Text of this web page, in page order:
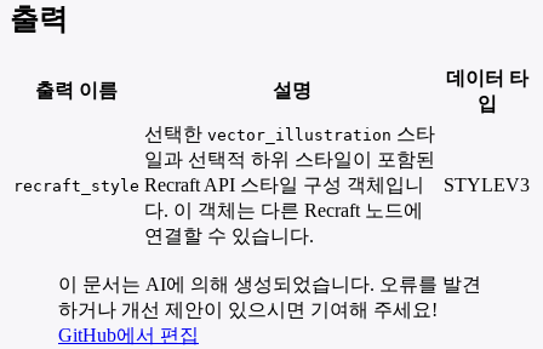
출력
출력 이름 설명
데이터 타
입
recraft_style
선택한 vector_illustration 스타
일과 선택적 하위 스타일이 포함된
Recraft API 스타일 구성 객체입니
다. 이 객체는 다른 Recraft 노드에
연결할 수 있습니다.
STYLEV3
이 문서는 AI에 의해 생성되었습니다. 오류를 발견
하거나 개선 제안이 있으시면 기여해 주세요!
GitHub에서 편집